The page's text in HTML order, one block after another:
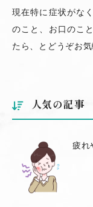
現在特に症状がな
のこと、お口のこ
たら、とどうぞお
人気の記事
疲れ